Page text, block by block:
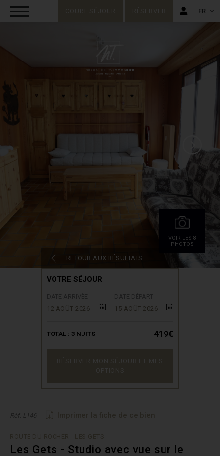
FR
VOIR LES 8
PHOTOS
RETOUR AUX RÉSULTATS
VOTRE SÉJOUR
12 AOÛT 2026
15 AOÛT 2026
TOTAL : 3 NUITS 419€
Réf. L146
Les Gets - Studio avec vue sur le